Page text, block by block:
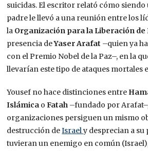
suicidas. El escritor relató cómo siendo
padre le llevó a una reunión entre los
la Organización para la Liberación de
presencia deYaser Arafat –quien ya
con el Premio Nobel de la Paz–, en la
llevarían este tipo de ataques mortales
Yousef no hace distinciones entre
Islámica oFatah –fundado por
organizaciones persiguen un mismo
destrucción deIsraely desprecian a su
tuvieran un enemigo en común